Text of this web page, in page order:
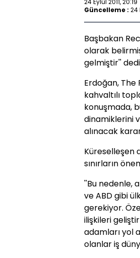
Güncelleme : 24
Başbakan
olarak
gelmiştir''
Erdoğan, The
kahvaltılı
konuşmada,
dinamiklerini
alınacak
Küreselleşen
sınırların
''Bu nedenle,
ve ABD gibi
gerekiyor.
ilişkileri
adamları yol
olanlar iş